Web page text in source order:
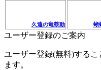
久遠の竜鼓動 蜥
ユーザー登録のご案内
ユーザー登録(無料)する
ます。